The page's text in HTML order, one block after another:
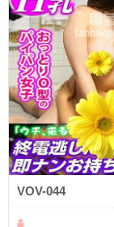
VOV-044